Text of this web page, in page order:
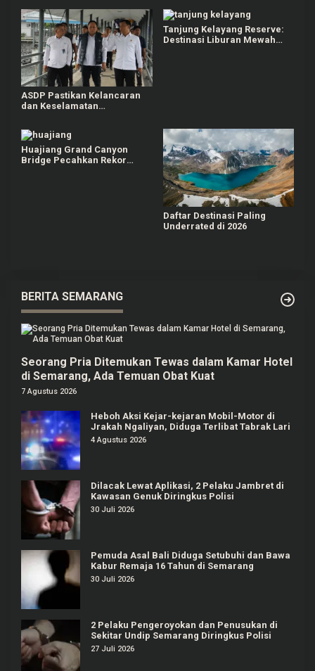
Imbas Ketegangan Timur
Tengah
ASDP Pastikan Kelancaran
dan Keselamatan
Jawa-Bali Selama Libur
Natal 2025 dan Tahun Baru
2026
Tanjung Kelayang Reserve:
Destinasi Liburan Mewah
Huajiang Grand Canyon
Bridge Pecahkan Rekor
Daftar Destinasi Paling
Underrated di 2026
BERITA SEMARANG
Seorang Pria Ditemukan Tewas dalam Kamar Hotel
di Semarang, Ada Temuan Obat Kuat
7 Agustus 2026
Heboh Aksi Kejar-kejaran Mobil-Motor di
Jrakah Ngaliyan, Diduga Terlibat Tabrak Lari
4 Agustus 2026
Dilacak Lewat Aplikasi, 2 Pelaku Jambret di
Kawasan Genuk Diringkus Polisi
30 Juli 2026
Pemuda Asal Bali Diduga Setubuhi dan Bawa
Kabur Remaja 16 Tahun di Semarang
30 Juli 2026
2 Pelaku Pengeroyokan dan Penusukan di
Sekitar Undip Semarang Diringkus Polisi
27 Juli 2026